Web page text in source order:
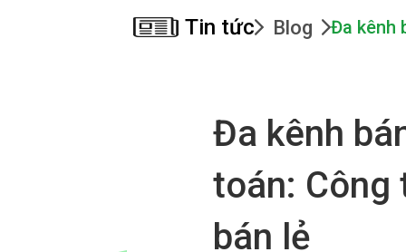
Tin tức Blog Đa kênh
Đa kênh
toán: Công
bán lẻ